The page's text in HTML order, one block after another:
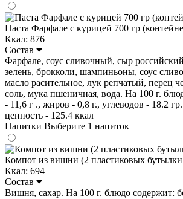
Паста Фарфале с курицей 700 гр
Ккал: 876
Состав
Фарфале, соус сливочный, сыр
зелень, брокколи, шампиньоны, соус
масло расительное, лук репчатый, перец
соль, мука пшеничная, вода. На 100 г.
- 11,6 г ., жиров - 0,8 г., углеводов - 18.2
ценность - 125.4 ккал
Напитки Выберите 1 напиток
Компот из вишни (2 пластиковых
Ккал: 694
Состав
Вишня, сахар. На 100 г. блюдо содержит: